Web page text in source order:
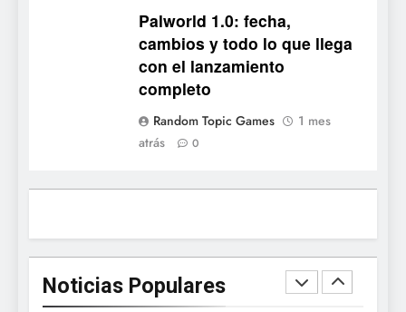
Palworld 1.0: fecha,
cambios y todo lo que llega
con el lanzamiento
completo
Random Topic Games
1 mes
atrás
0
Noticias Populares
cambios y todo lo que llega
con el lanzamiento
completo
NOTICIAS DE VIDEOJUEGOS
Mistbound: Guild Wars
tendrá su primer CCG digital
Onimusha: Way of the Sword
ya tiene fecha: Capcom
lanza demo gratuita y abre
NOTICIAS DE VIDEOJUEGOS